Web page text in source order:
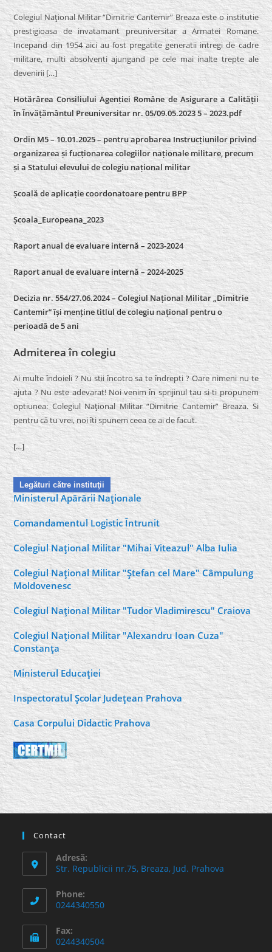
Colegiul Naţional Militar “Dimitrie Cantemir” Breaza este o institutie
prestigioasa de invatamant preuniversitar a Armatei Romane.
Incepand din 1954 aici au fost pregatite generatii intregi de cadre
militare, multi absolventi ajungand pe cele mai inalte trepte ale
devenirii […]
Hotărârea Consiliului Agenției Române de Asigurare a Calității
în Învățământul Preuniversitar nr. 05/09.05.2023 5 – 2023.pdf
Ordin M5 – 10.01.2025 – pentru aprobarea Instrucțiunilor privind
organizarea și fucționarea colegiilor naționale militare, precum
și a Statului elevului de colegiu național militar
Școală de aplicație coordonatoare pentru BPP
Școala_Europeana_2023
Raport anual de evaluare internă – 2023-2024
Raport anual de evaluare internă –2024-2025
Decizia nr. 554/27.06.2024 – Colegiul Național Militar „Dimitrie
Cantemir” își menține titlul de colegiu național pentru o
perioadă de 5 ani
Admiterea în colegiu
Ai multe îndoieli ? Nu stii încotro sa te îndrepti ? Oare nimeni nu te
ajuta ? Nu este adevarat! Noi venim în sprijinul tau si-ti propunem
optiunea: Colegiul Naţional Militar “Dimitrie Cantemir” Breaza. Si
pentru că tu vrei, noi îti spunem ceea ce ai de facut.
[…]
Legături către instituţii
Ministerul Apărării Naţionale
Comandamentul Logistic Întrunit
Colegiul Naţional Militar "Mihai Viteazul" Alba Iulia
Colegiul Naţional Militar "Ştefan cel Mare" Câmpulung
Moldovenesc
Colegiul Naţional Militar "Tudor Vladimirescu" Craiova
Colegiul Naţional Militar "Alexandru Ioan Cuza"
Constanţa
Ministerul Educaţiei
Inspectoratul Şcolar Judeţean Prahova
Casa Corpului Didactic Prahova
Contact
Adresă:
Str. Republicii nr.75, Breaza, Jud. Prahova
Phone:
0244340550
Fax:
0244340504